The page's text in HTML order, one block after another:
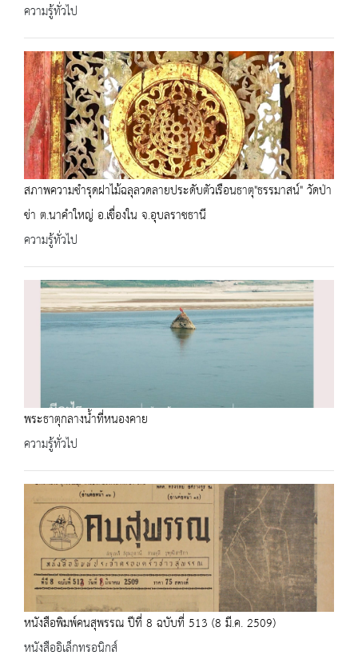
ความรู้ทั่วไป
สภาพความชำรุดฝาไม้ฉลุลวดลายประดับตัวเรือนธาตุ"ธรรมาสน์" วัดป่า
ข่า ต.นาคำใหญ่ อ.เขื่องใน จ.อุบลราชธานี
ความรู้ทั่วไป
พระธาตุกลางน้ำที่หนองคาย
ความรู้ทั่วไป
หนังสือพิมพ์คนสุพรรณ ปีที่ 8 ฉบับที่ 513 (8 มี.ค. 2509)
หนังสืออิเล็กทรอนิกส์